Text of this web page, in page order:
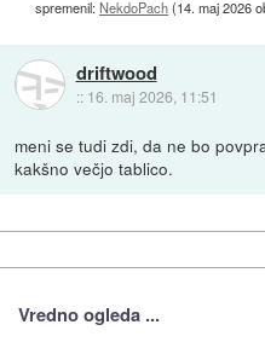
spremenil:NekdoPach(14. maj 2026
driftwood
:: 16. maj 2026, 11:51
meni se tudi zdi, da ne bo
kakšno večjo tablico.
Vredno ogleda ...